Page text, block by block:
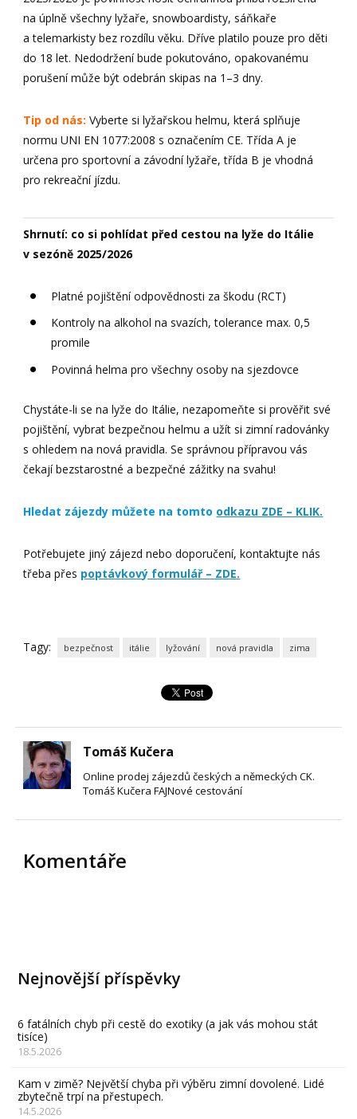
na úplně všechny lyžaře, snowboardisty, sáňkaře
a telemarkisty bez rozdílu věku. Dříve platilo pouze pro děti
do 18 let. Nedodržení bude pokutováno, opakovanému
porušení může být odebrán skipas na 1–3 dny.
Tip od nás: Vyberte si lyžařskou helmu, která splňuje
normu UNI EN 1077:2008 s označením CE. Třída A je
určena pro sportovní a závodní lyžaře, třída B je vhodná
pro rekreační jízdu.
Shrnutí: co si pohlídat před cestou na lyže do Itálie
v sezóně 2025/2026
Platné pojištění odpovědnosti za škodu (RCT)
Kontroly na alkohol na svazích, tolerance max. 0,5
promile
Povinná helma pro všechny osoby na sjezdovce
Chystáte-li se na lyže do Itálie, nezapomeňte si prověřit své
pojištění, vybrat bezpečnou helmu a užít si zimní radovánky
s ohledem na nová pravidla. Se správnou přípravou vás
čekají bezstarostné a bezpečné zážitky na svahu!
Hledat zájezdy můžete na tomto odkazu ZDE – KLIK.
Potřebujete jiný zájezd nebo doporučení, kontaktujte nás
třeba přes poptávkový formulář – ZDE.
Tagy: bezpečnost itálie lyžování nová pravidla zima
Tomáš Kučera
Online prodej zájezdů českých a německých CK.
Tomáš Kučera FAJNové cestování
Komentáře
Nejnovější příspěvky
6 fatálních chyb při cestě do exotiky (a jak vás mohou stát
tisíce)
18.5.2026
Kam v zimě? Největší chyba při výběru zimní dovolené. Lidé
zbytečně trpí na přestupech.
14.5.2026